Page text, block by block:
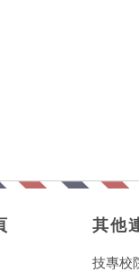
其他
技專校